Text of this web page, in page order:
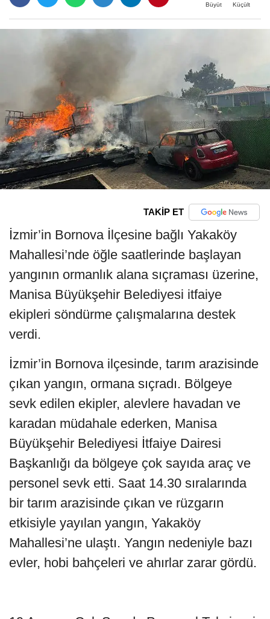
Büyüt Küçült
TAKİP ET
İzmir’in Bornova İlçesine bağlı Yakaköy
Mahallesi’nde öğle saatlerinde başlayan
yangının ormanlık alana sıçraması üzerine,
Manisa Büyükşehir Belediyesi itfaiye
ekipleri söndürme çalışmalarına destek
verdi.
İzmir’in Bornova ilçesinde, tarım arazisinde
çıkan yangın, ormana sıçradı. Bölgeye
sevk edilen ekipler, alevlere havadan ve
karadan müdahale ederken, Manisa
Büyükşehir Belediyesi İtfaiye Dairesi
Başkanlığı da bölgeye çok sayıda araç ve
personel sevk etti. Saat 14.30 sıralarında
bir tarım arazisinde çıkan ve rüzgarın
etkisiyle yayılan yangın, Yakaköy
Mahallesi’ne ulaştı. Yangın nedeniyle bazı
evler, hobi bahçeleri ve ahırlar zarar gördü.